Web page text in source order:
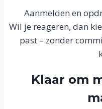
Aanmelden en
Wil je reageren, dan
past – zonder
Klaar om